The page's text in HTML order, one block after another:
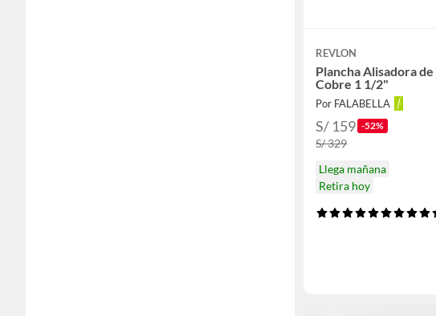
REVLON
Plancha Alisadora de
Cobre 1 1/2"
Por FALABELLA
S/ 159 -52%
S/ 329
Llega mañana
Retira hoy